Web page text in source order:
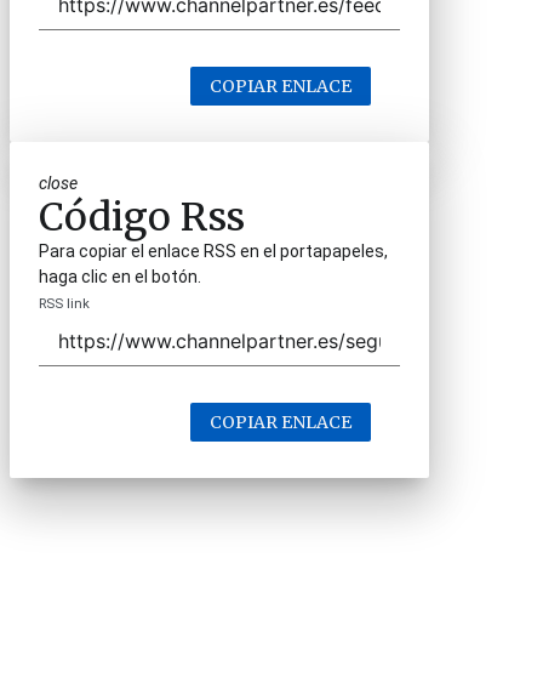
COPIAR ENLACE
close
Código Rss
Para copiar el enlace RSS en el portapapeles,
haga clic en el botón.
RSS link
COPIAR ENLACE